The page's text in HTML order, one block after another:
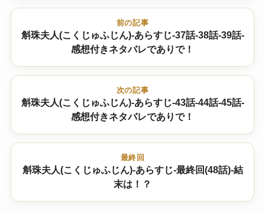
前の記事
斛珠夫人(こくじゅふじん)-あらすじ-37話-38話-39話-
感想付きネタバレでありで！
次の記事
斛珠夫人(こくじゅふじん)-あらすじ-43話-44話-45話-
感想付きネタバレでありで！
最終回
斛珠夫人(こくじゅふじん)-あらすじ-最終回(48話)-結
末は！？